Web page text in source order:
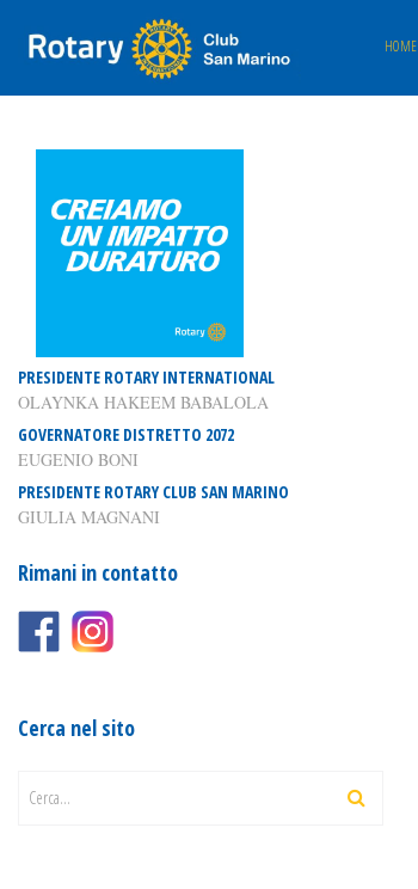
HOME
PRESIDENTE ROTARY INTERNATIONAL
OLAYNKA HAKEEM BABALOLA
GOVERNATORE DISTRETTO 2072
EUGENIO BONI
PRESIDENTE ROTARY CLUB SAN MARINO
GIULIA MAGNANI
Rimani in contatto
Cerca nel sito
Cerca...